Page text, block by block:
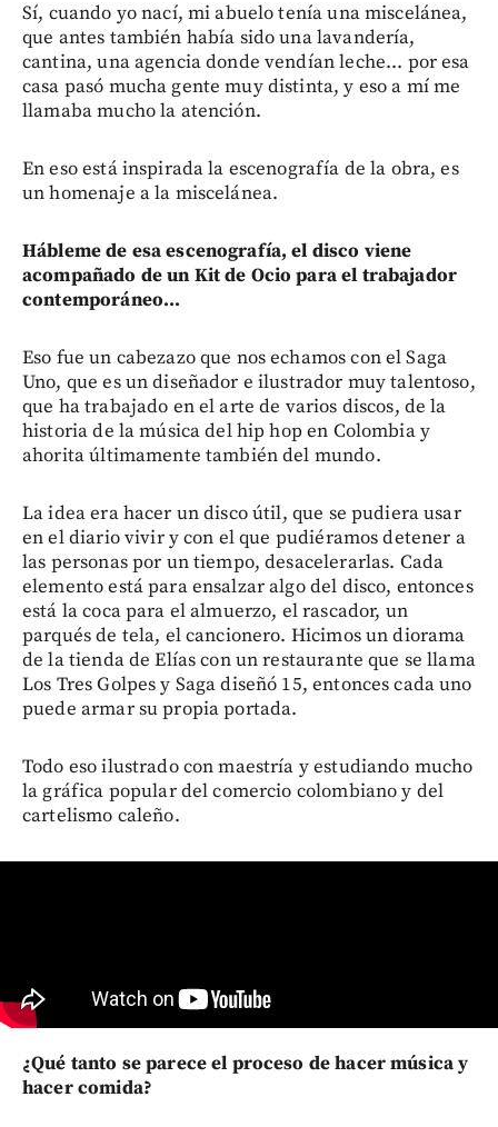
Sí, cuando yo nací, mi abuelo tenía una miscelánea,
que antes también había sido una lavandería,
cantina, una agencia donde vendían leche... por esa
casa pasó mucha gente muy distinta, y eso a mí me
llamaba mucho la atención.
En eso está inspirada la escenografía de la obra, es
un homenaje a la miscelánea.
Hábleme de esa escenografía, el disco viene
acompañado de un Kit de Ocio para el trabajador
contemporáneo...
Eso fue un cabezazo que nos echamos con el Saga
Uno, que es un diseñador e ilustrador muy talentoso,
que ha trabajado en el arte de varios discos, de la
historia de la música del hip hop en Colombia y
ahorita últimamente también del mundo.
La idea era hacer un disco útil, que se pudiera usar
en el diario vivir y con el que pudiéramos detener a
las personas por un tiempo, desacelerarlas. Cada
elemento está para ensalzar algo del disco, entonces
está la coca para el almuerzo, el rascador, un
parqués de tela, el cancionero. Hicimos un diorama
de la tienda de Elías con un restaurante que se llama
Los Tres Golpes y Saga diseñó 15, entonces cada uno
puede armar su propia portada.
Todo eso ilustrado con maestría y estudiando mucho
la gráfica popular del comercio colombiano y del
cartelismo caleño.
¿Qué tanto se parece el proceso de hacer música y
hacer comida?